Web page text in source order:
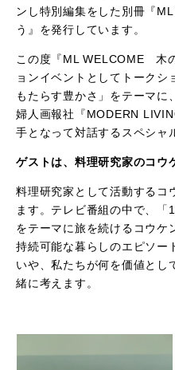
ンし特別編集をした別冊『
う』を発行しています。
この度『ML WELCOME 木
ョンイベントとしてトーク
もたらす豊かさ」をテーマに
婦人画報社『MODERN
手となって対話するスペシャ
ゲストは、料理研究家のコウ
料理研究家として活動するコ
ます。テレビ番組の中で、「
をテーマに旅を続けるコウケ
持続可能な暮らしのエピソー
いや、私たちが何を価値とし
緒に考えます。